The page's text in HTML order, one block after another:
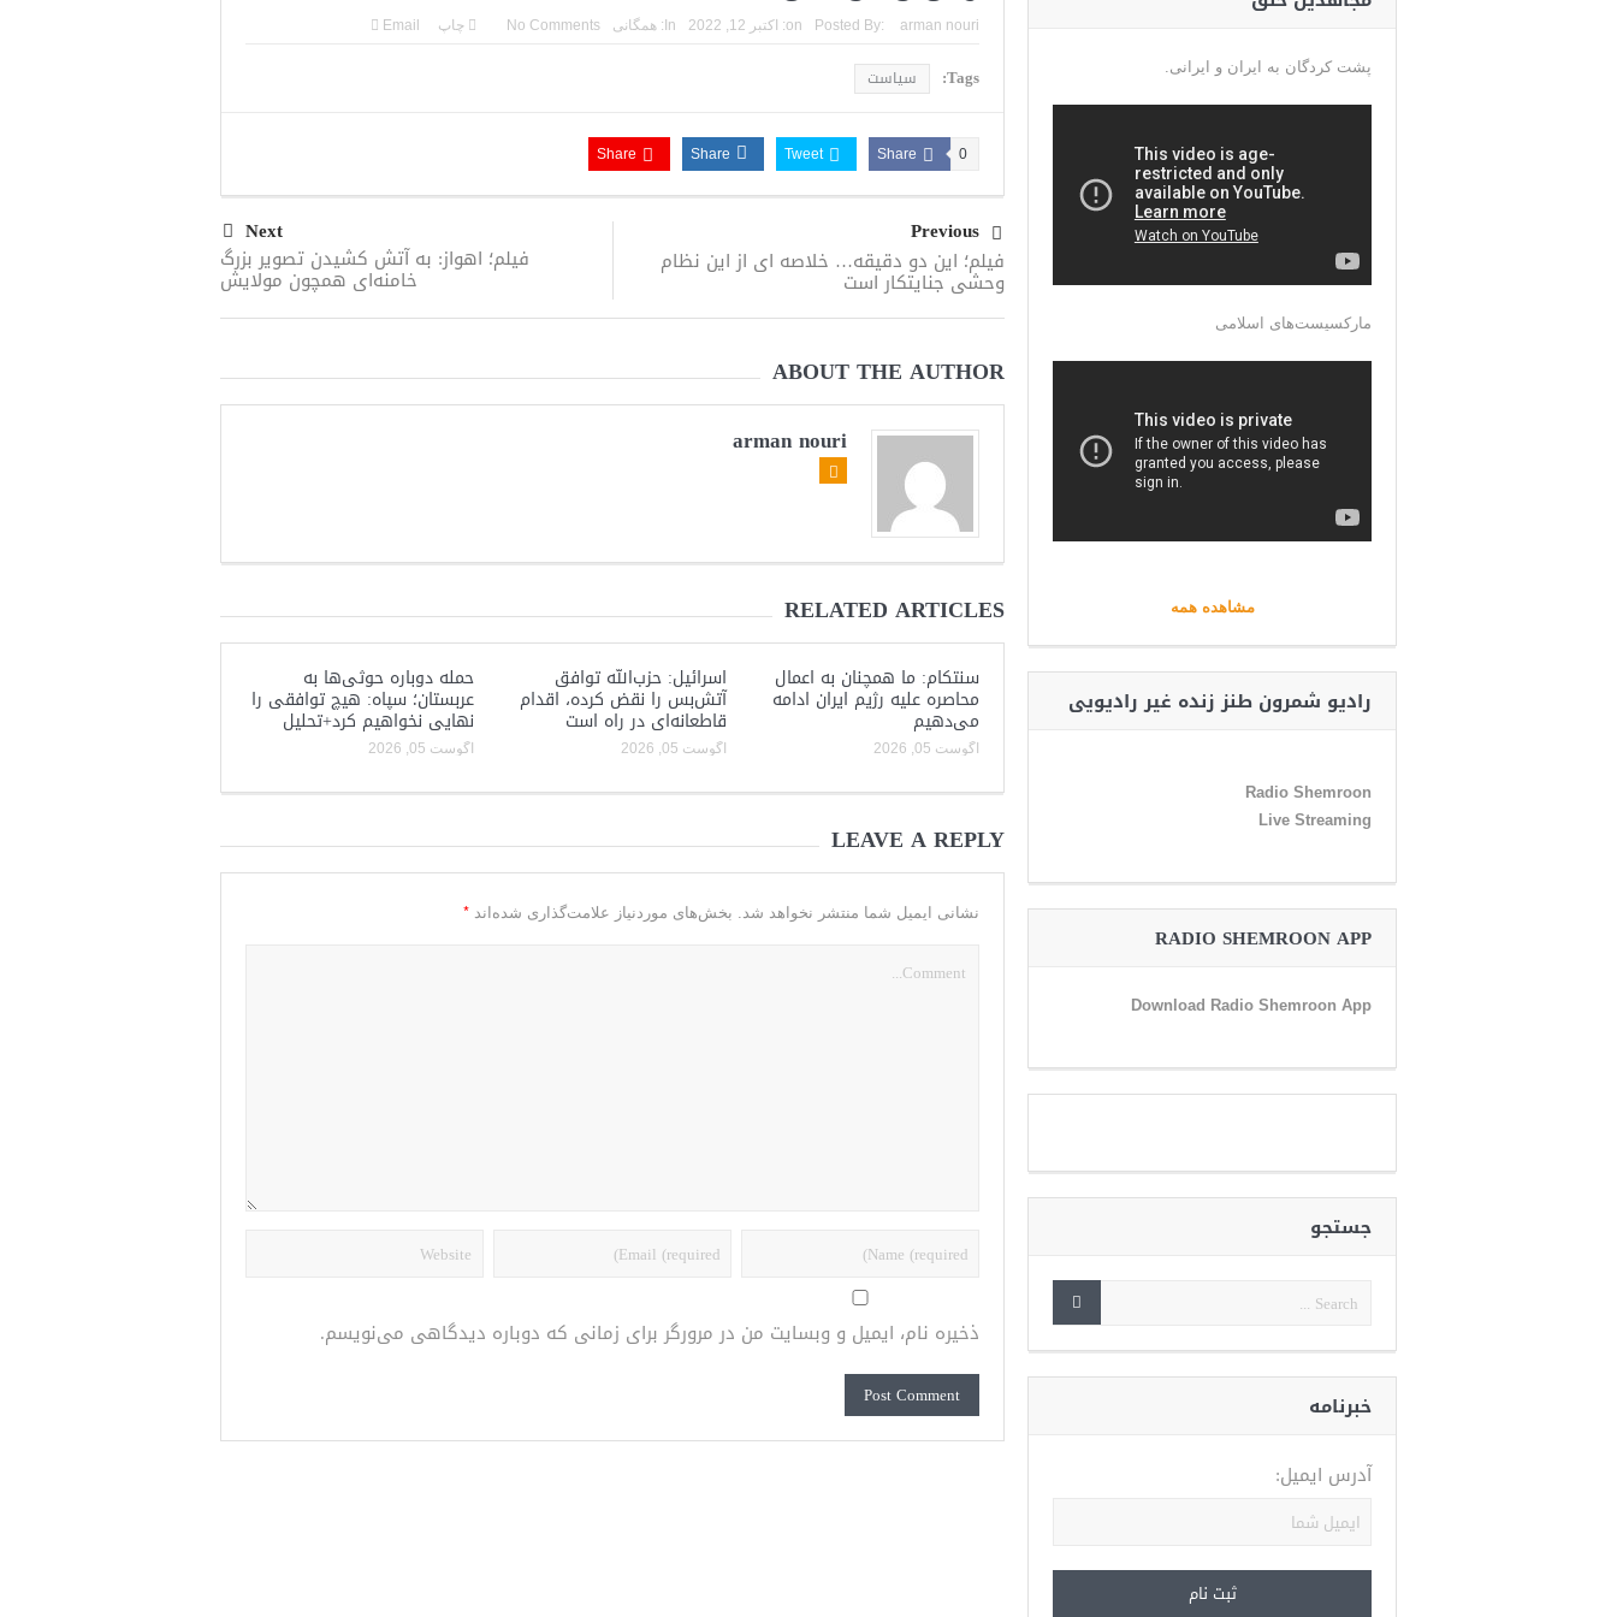
Posted By: arman nouri
on: اکتبر 12, 2022 In: همگانی No Comments چاپ Email
Tags: سیاست
Share 0
Tweet
Share
Share
Previous
فیلم؛ این دو دقیقه… خلاصه ای از این نظام
وحشی جنایتکار است
Next
فیلم؛ اهواز: به آتش کشیدن تصویر بزرگ
خامنه‌ای همچون مولایش
ABOUT THE AUTHOR
arman nouri
RELATED ARTICLES
سنتکام: ما همچنان به اعمال
محاصره علیه رژیم ایران ادامه
می‌دهیم
آگوست 05, 2026
اسرائیل: حزب‌الله توافق
آتش‌بس را نقض کرده، اقدام
قاطعانه‌ای در راه است
آگوست 05, 2026
حمله دوباره حوثی‌ها به
عربستان؛ سپاه: هیچ توافقی را
نهایی نخواهیم کرد+تحلیل
آگوست 05, 2026
LEAVE A REPLY
نشانی ایمیل شما منتشر نخواهد شد. بخش‌های موردنیاز علامت‌گذاری شده‌اند *
ذخیره نام، ایمیل و وبسایت من در مرورگر برای زمانی که دوباره دیدگاهی می‌نویسم.
پشت کردگان به ایران و ایرانی.
مارکسیست‌های اسلامی
مشاهده همه
رادیو شمرون طنز زنده غیر رادیویی
Radio Shemroon
Live Streaming
RADIO SHEMROON APP
Download Radio Shemroon App
جستجو
خبرنامه
آدرس ایمیل: